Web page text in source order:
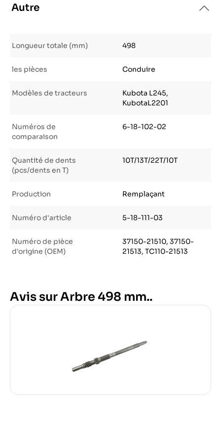
Autre
Longueur totale (mm) 498
les pièces Conduire
Modèles de tracteurs
Kubota L245,
KubotaL2201
Numéros de
comparaison
6-18-102-02
Quantité de dents
(pcs/dents en T)
10T/13T/22T/10T
Production Remplaçant
Numéro d'article 5-18-111-03
Numéro de pièce
d'origine (OEM)
37150-21510, 37150-
21513, TC110-21513
Avis sur Arbre 498 mm..